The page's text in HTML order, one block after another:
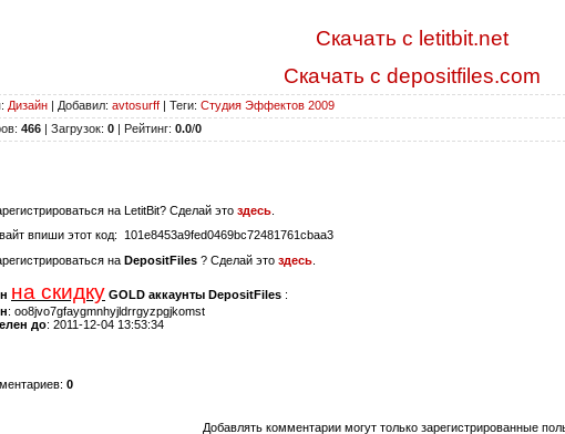
Скачать с letitbit.net
Скачать с depositfiles.com
: Дизайн | Добавил: avtosurff | Теги: Студия Эффектов 2009
: 466 | Загрузок: 0 | Рейтинг: 0.0/0
на LetitBit? Сделай это здесь
впиши этот код: 101e8453a9fed0469bc72481761cbaa3
на DepositFiles ? Сделай это здесь
на скидку GOLD аккаунты DepositFiles :
: oo8jvo7gfaygmnhyjldrrgyzpgjkomst
до: 2011-12-04 13:53:34
: 0
Добавлять комментарии могут только зарегистрированные